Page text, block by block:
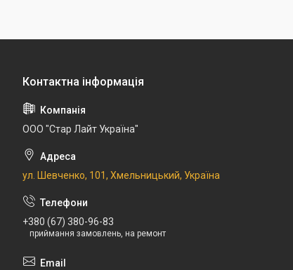
ООО "Стар Лайт Україна"
ул. Шевченко, 101, Хмельницький, Україна
+380 (67) 380-96-83
приймання замовлень, на ремонт